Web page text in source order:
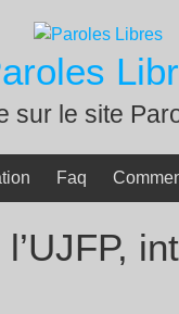
sur le site
Faq